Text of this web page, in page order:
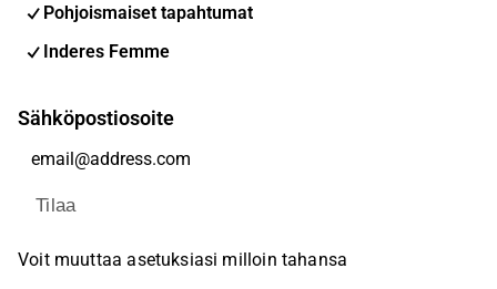
Pohjoismaiset tapahtumat
Inderes Femme
Sähköpostiosoite
Tilaa
Voit muuttaa asetuksiasi milloin tahansa